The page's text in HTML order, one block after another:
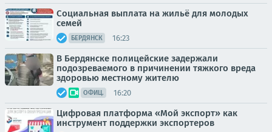
Социальная выплата на жильё для молодых
семей
БЕРДЯНСК 16:23
В Бердянске полицейские задержали
подозреваемого в причинении тяжкого вреда
здоровью местному жителю
ОФИЦ. 16:20
Цифровая платформа «Мой экспорт» как
инструмент поддержки экспортеров